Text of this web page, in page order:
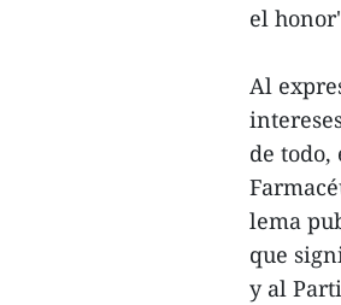
el
Al
de
lema
que
y al